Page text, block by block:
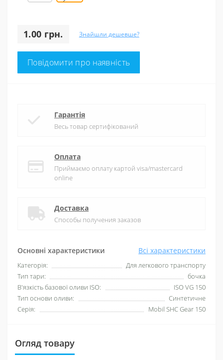
1.00 грн. Знайшли дешевше?
Повідомити про наявність
Основні характеристики Всі характеристики
Категорія:
Для легкового транспорту
Тип тари:
бочка
В'язкість базової оливи ISO:
ISO VG 150
Тип основи оливи:
Синтетичне
Серія:
Mobil SHC Gear 150
Гарантія
Весь товар сертифікований
Оплата
Приймаємо оплату картой visa/mastercard
online
Доставка
Способы получения заказов
Огляд товару